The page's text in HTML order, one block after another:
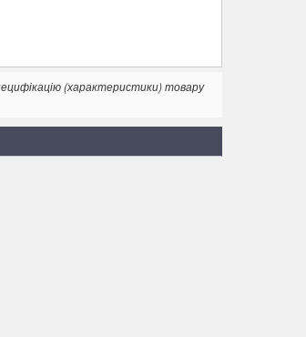
(характеристики) товару